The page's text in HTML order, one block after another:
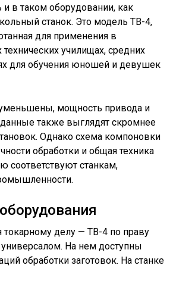
и в таком оборудовании, как
станок. Это модель ТВ-4,
для применения в
училищах, средних
для обучения юношей и девушек
уменьшены, мощность привода и
данные также выглядят скромнее
Однако схема компоновки
обработки и общая техника
соответствуют станкам,
токарному делу — ТВ-4 по праву
На нем доступны
обработки заготовок. На станке